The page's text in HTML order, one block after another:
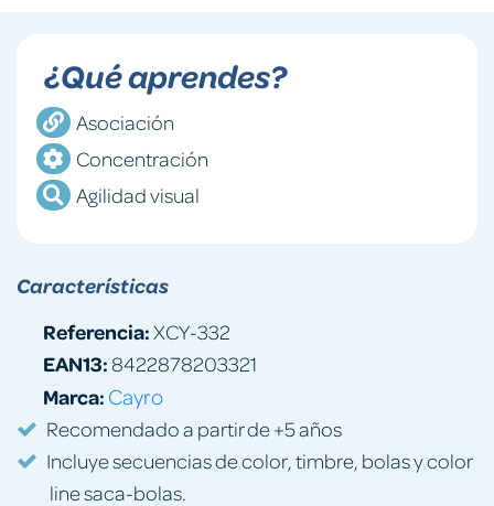
¿Qué aprendes?
Asociación
Concentración
Agilidad visual
Características
Referencia:XCY-332
EAN13:8422878203321
Marca: Cayro
Recomendado a partir de +5 años
Incluye secuencias de color, timbre, bolas y color
line saca-bolas.